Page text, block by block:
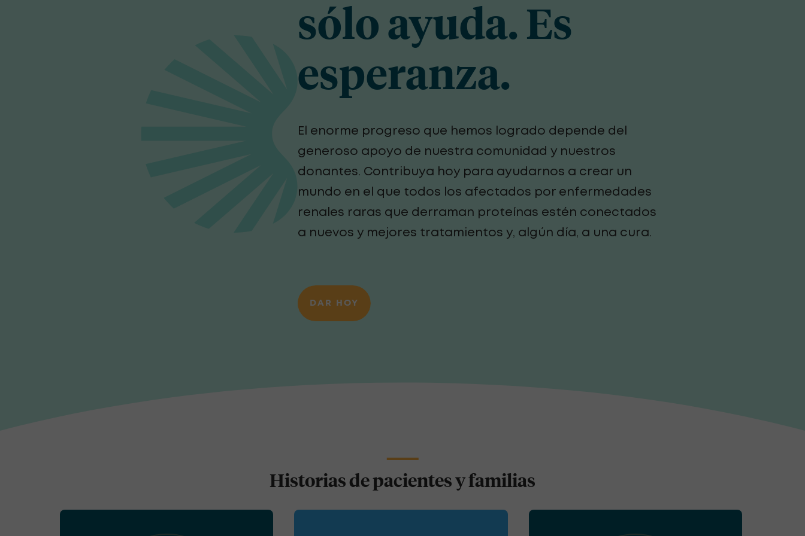
sólo ayuda. Es
esperanza.
El enorme progreso que hemos logrado depende del
generoso apoyo de nuestra comunidad y nuestros
donantes. Contribuya hoy para ayudarnos a crear un
mundo en el que todos los afectados por enfermedades
renales raras que derraman proteínas estén conectados
a nuevos y mejores tratamientos y, algún día, a una cura.
DAR HOY
Historias de pacientes y familias